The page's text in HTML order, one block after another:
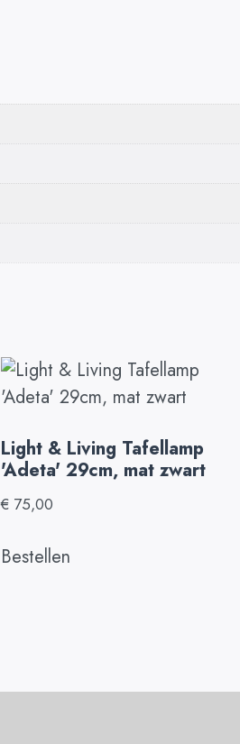
Light & Living Tafellamp
'Adeta' 29cm, mat zwart
€ 75,00
Bestellen